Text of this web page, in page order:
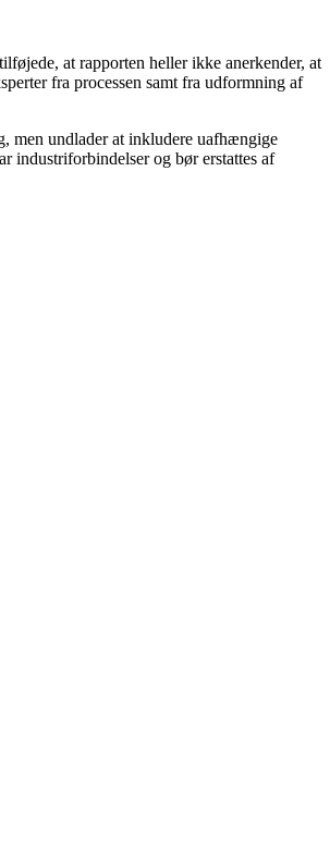
at rapporten heller ikke anerkender, at
fra processen samt fra udformning af
men undlader at inkludere uafhængige
industriforbindelser og bør erstattes af